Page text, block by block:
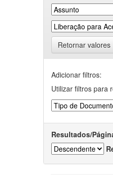
Retornar valores
Adicionar filtros:
Utilizar filtros para
Resultados/